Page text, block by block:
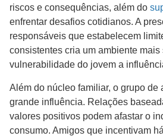
riscos e consequências, além do
enfrentar desafios cotidianos. A
responsáveis que estabelecem
consistentes cria um ambiente
vulnerabilidade do jovem a
Além do núcleo familiar, o grupo de
grande influência. Relações
valores positivos podem afastar o
consumo. Amigos que incentivam